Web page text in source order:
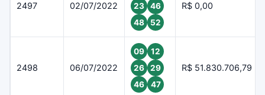
2497 02/07/2022
23
46
48
52
R$ 0,00
2498 06/07/2022
09
12
26
29
46
47
R$ 51.830.706,79